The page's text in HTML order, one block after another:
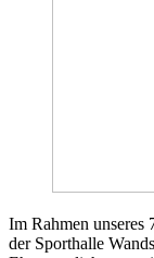
Im Rahmen unseres
der Sporthalle